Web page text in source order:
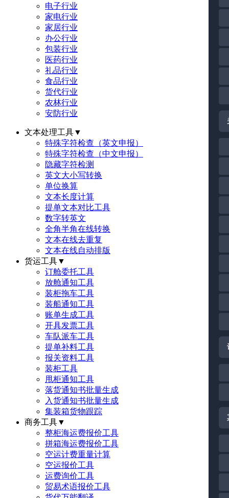
电子行业
家电行业
家居行业
办公行业
包装行业
医药行业
礼品行业
食品行业
货代行业
农林行业
安防行业
文本处理工具▼
特殊字符检查（英文申报）
特殊字符检查（中文申报）
隐藏字符检测
英文大小写转换
单位换算
文本长度计算
提单文本对比工具
数字转英文
全角半角在线转换
文本在线去重复
文本在线自动排版
货运工具▼
订舱委托工具
放舱通知工具
装柜拖车工具
装船通知工具
账单生成工具
开具发票工具
车队派车工具
提单补料工具
报关资料工具
装柜工具
甩柜通知工具
落货通知书批量生成
入货通知书批量生成
集装箱货物跟踪
商务工具▼
整柜海运费报价工具
拼箱海运费报价工具
空运计费重量计算
空运报价工具
运费询价工具
贸易术语报价工具